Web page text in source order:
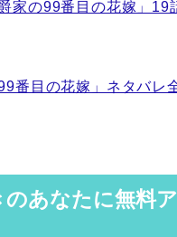
爵家の99番目の花嫁」19
番目の花嫁」ネタバレ
のあなたに無料